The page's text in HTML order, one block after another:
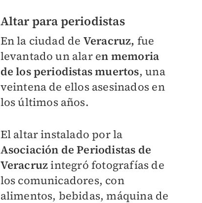
Altar para periodistas
En la ciudad de Veracruz, fue
levantado un alar en memoria
de los periodistas muertos, una
veintena de ellos asesinados en
los últimos años.
El altar instalado por la
Asociación de Periodistas de
Veracruzintegró fotografías de
los comunicadores, con
alimentos, bebidas, máquina de